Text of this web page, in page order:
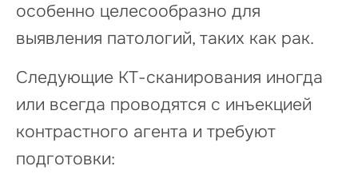
особенно целесообразно для
выявления патологий, таких как рак.
Следующие КТ-сканирования иногда
или всегда проводятся с инъекцией
контрастного агента и требуют
подготовки: